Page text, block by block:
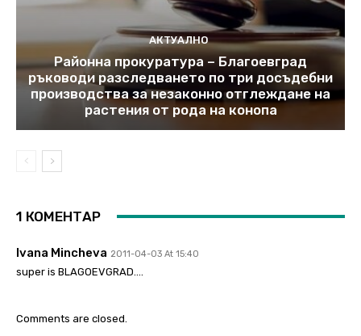
АКТУАЛНО
Районна прокуратура – Благоевград
ръководи разследването по три досъдебни
производства за незаконно отглеждане на
растения от рода на конопа
1 КОМЕНТАР
Ivana Mincheva 2011-04-03 At 15:40
super is BLAGOEVGRAD….
Comments are closed.